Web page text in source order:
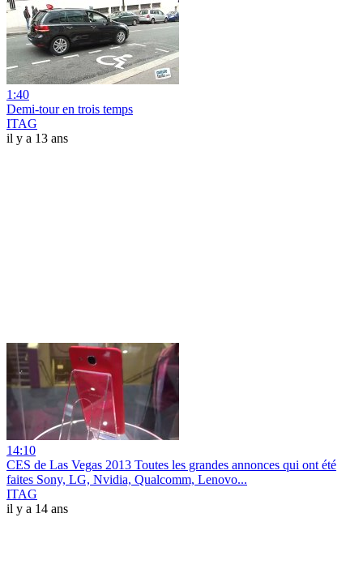
1:40
Demi-tour en trois temps
ITAG
il y a 13 ans
14:10
CES de Las Vegas 2013 Toutes les grandes annonces qui ont été
faites Sony, LG, Nvidia, Qualcomm, Lenovo...
ITAG
il y a 14 ans